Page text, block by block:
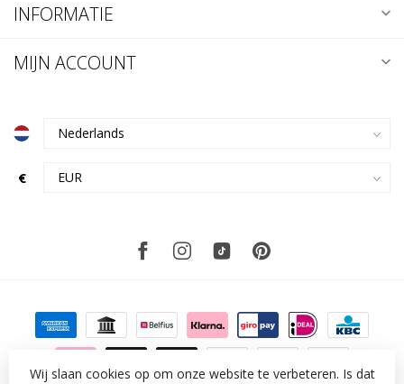
INFORMATIE
MIJN ACCOUNT
€
Wij slaan cookies op om onze website te verbeteren. Is dat